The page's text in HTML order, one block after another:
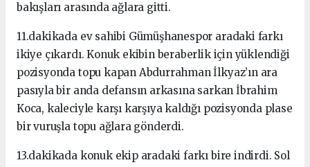
bakışları arasında ağlara gitti.
11.dakikada ev sahibi Gümüşhanespor aradaki farkı
ikiye çıkardı. Konuk ekibin beraberlik için yüklendiği
pozisyonda topu kapan Abdurrahman İlkyaz’ın ara
pasıyla bir anda defansın arkasına sarkan İbrahim
Koca, kaleciyle karşı karşıya kaldığı pozisyonda plase
bir vuruşla topu ağlara gönderdi.
13.dakikada konuk ekip aradaki farkı bire indirdi. Sol